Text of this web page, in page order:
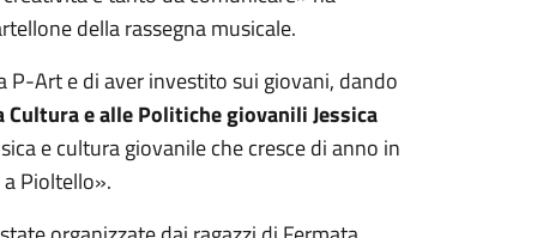
della rassegna musicale.
Art e di aver investito sui giovani, dando
Cultura e alle Politiche giovanili Jessica
e cultura giovanile che cresce di anno in
Pioltello».